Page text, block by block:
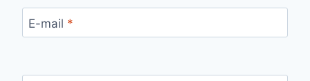
E-mail *